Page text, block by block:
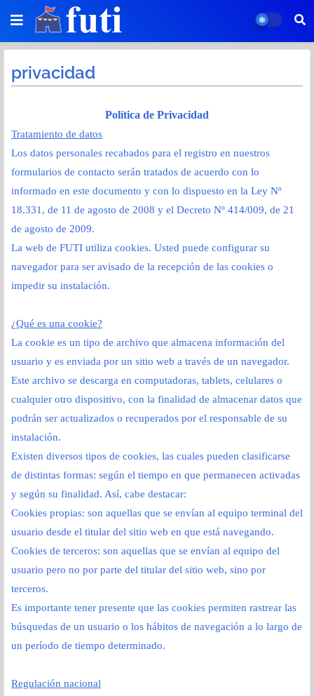
privacidad
Política de Privacidad
Tratamiento de datos
Los datos personales recabados para el registro en nuestros
formularios de contacto serán tratados de acuerdo con lo
informado en este documento y con lo dispuesto en la Ley Nº
18.331, de 11 de agosto de 2008 y el Decreto Nº 414/009, de 21
de agosto de 2009.
La web de FUTI utiliza cookies. Usted puede configurar su
navegador para ser avisado de la recepción de las cookies o
impedir su instalación.
¿Qué es una cookie?
La cookie es un tipo de archivo que almacena información del
usuario y es enviada por un sitio web a través de un navegador.
Este archivo se descarga en computadoras, tablets, celulares o
cualquier otro dispositivo, con la finalidad de almacenar datos que
podrán ser actualizados o recuperados por el responsable de su
instalación.
Existen diversos tipos de cookies, las cuales pueden clasificarse
de distintas formas: según el tiempo en que permanecen activadas
y según su finalidad. Así, cabe destacar:
Cookies propias: son aquellas que se envían al equipo terminal del
usuario desde el titular del sitio web en que está navegando.
Cookies de terceros: son aquellas que se envían al equipo del
usuario pero no por parte del titular del sitio web, sino por
terceros.
Es importante tener presente que las cookies permiten rastrear las
búsquedas de un usuario o los hábitos de navegación a lo largo de
un período de tiempo determinado.
Regulación nacional